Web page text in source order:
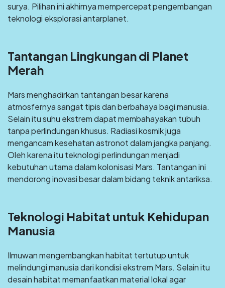
surya. Pilihan ini akhirnya mempercepat pengembangan
teknologi eksplorasi antarplanet.
Tantangan Lingkungan di Planet
Merah
Mars menghadirkan tantangan besar karena
atmosfernya sangat tipis dan berbahaya bagi manusia.
Selain itu suhu ekstrem dapat membahayakan tubuh
tanpa perlindungan khusus. Radiasi kosmik juga
mengancam kesehatan astronot dalam jangka panjang.
Oleh karena itu teknologi perlindungan menjadi
kebutuhan utama dalam kolonisasi Mars. Tantangan ini
mendorong inovasi besar dalam bidang teknik antariksa.
Teknologi Habitat untuk Kehidupan
Manusia
Ilmuwan mengembangkan habitat tertutup untuk
melindungi manusia dari kondisi ekstrem Mars. Selain itu
desain habitat memanfaatkan material lokal agar